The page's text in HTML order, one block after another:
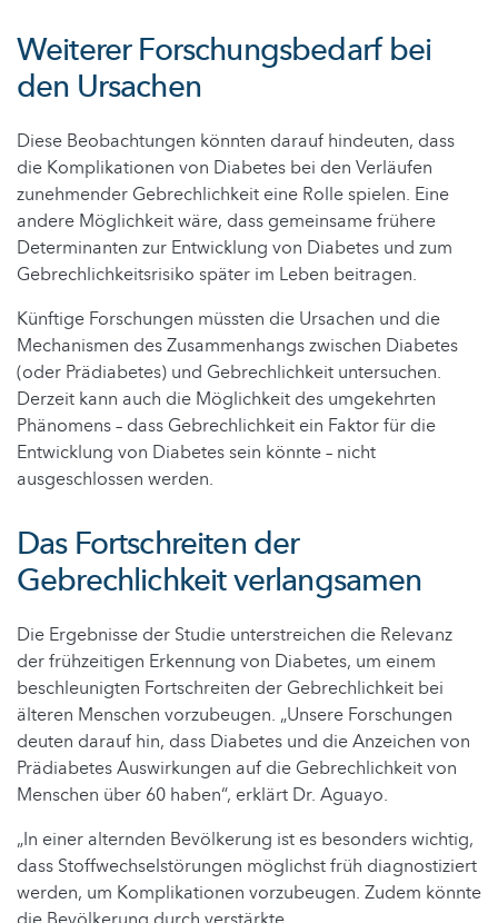
Weiterer Forschungsbedarf bei
den Ursachen
Diese Beobachtungen könnten darauf hindeuten, dass
die Komplikationen von Diabetes bei den Verläufen
zunehmender Gebrechlichkeit eine Rolle spielen. Eine
andere Möglichkeit wäre, dass gemeinsame frühere
Determinanten zur Entwicklung von Diabetes und zum
Gebrechlichkeitsrisiko später im Leben beitragen.
Künftige Forschungen müssten die Ursachen und die
Mechanismen des Zusammenhangs zwischen Diabetes
(oder Prädiabetes) und Gebrechlichkeit untersuchen.
Derzeit kann auch die Möglichkeit des umgekehrten
Phänomens – dass Gebrechlichkeit ein Faktor für die
Entwicklung von Diabetes sein könnte – nicht
ausgeschlossen werden.
Das Fortschreiten der
Gebrechlichkeit verlangsamen
Die Ergebnisse der Studie unterstreichen die Relevanz
der frühzeitigen Erkennung von Diabetes, um einem
beschleunigten Fortschreiten der Gebrechlichkeit bei
älteren Menschen vorzubeugen. „Unsere Forschungen
deuten darauf hin, dass Diabetes und die Anzeichen von
Prädiabetes Auswirkungen auf die Gebrechlichkeit von
Menschen über 60 haben“, erklärt Dr. Aguayo.
„In einer alternden Bevölkerung ist es besonders wichtig,
dass Stoffwechselstörungen möglichst früh diagnostiziert
werden, um Komplikationen vorzubeugen. Zudem könnte